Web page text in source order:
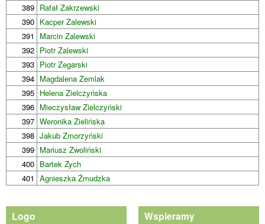
389 Rafał Zakrzewski
390 Kacper Zalewski
391
Marcin Zalewski
392 Piotr Zalewski
393 Piotr Zegarski
394 Magdalena Zemlak
395 Helena Zielczyńska
396 Mieczysław Zielczyński
397 Weronika Zielińska
398 Jakub Zmorzyński
399 Mariusz Zwoliński
400 Bartek Zych
401 Agnieszka Żmudzka
Logo Wspieramy